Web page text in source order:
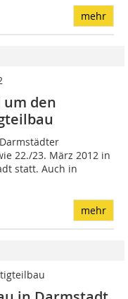
mehr
um den
22./23. März 2012 in
statt. Auch in
mehr